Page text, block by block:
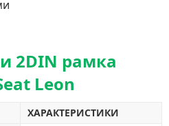
2DIN рамка
Leon
ХАРАКТЕРИСТИКИ